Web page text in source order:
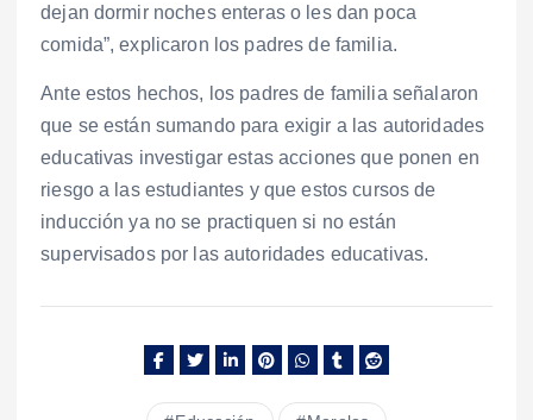
dejan dormir noches enteras o les dan poca
comida”, explicaron los padres de familia.
Ante estos hechos, los padres de familia señalaron
que se están sumando para exigir a las autoridades
educativas investigar estas acciones que ponen en
riesgo a las estudiantes y que estos cursos de
inducción ya no se practiquen si no están
supervisados por las autoridades educativas.